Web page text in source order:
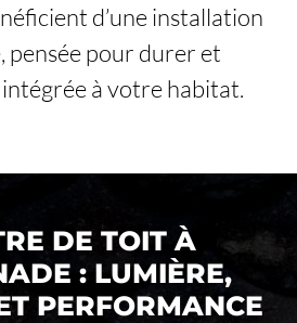
d’une installation
pensée pour durer et
à votre habitat.
DE TOIT À
: LUMIÈRE,
PERFORMANCE